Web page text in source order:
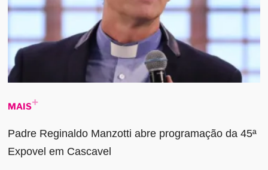
MAIS
Padre Reginaldo Manzotti abre programação da 45ª
Expovel em Cascavel